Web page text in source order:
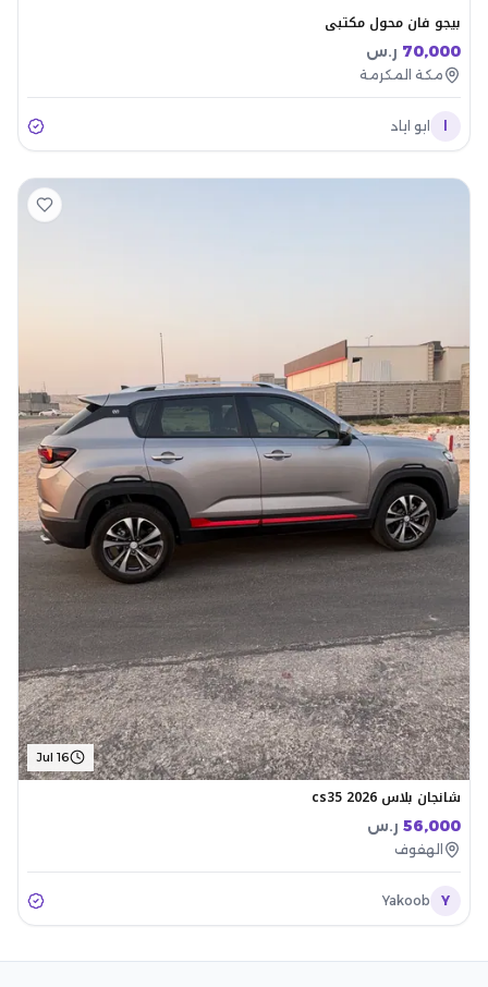
بيجو فان محول مكتبي
70,000 ر.س
مكة المكرمة
ا ابو اياد
Jul 16
شانجان بلاس cs35 2026
56,000 ر.س
الهفوف
Y
Yakoob